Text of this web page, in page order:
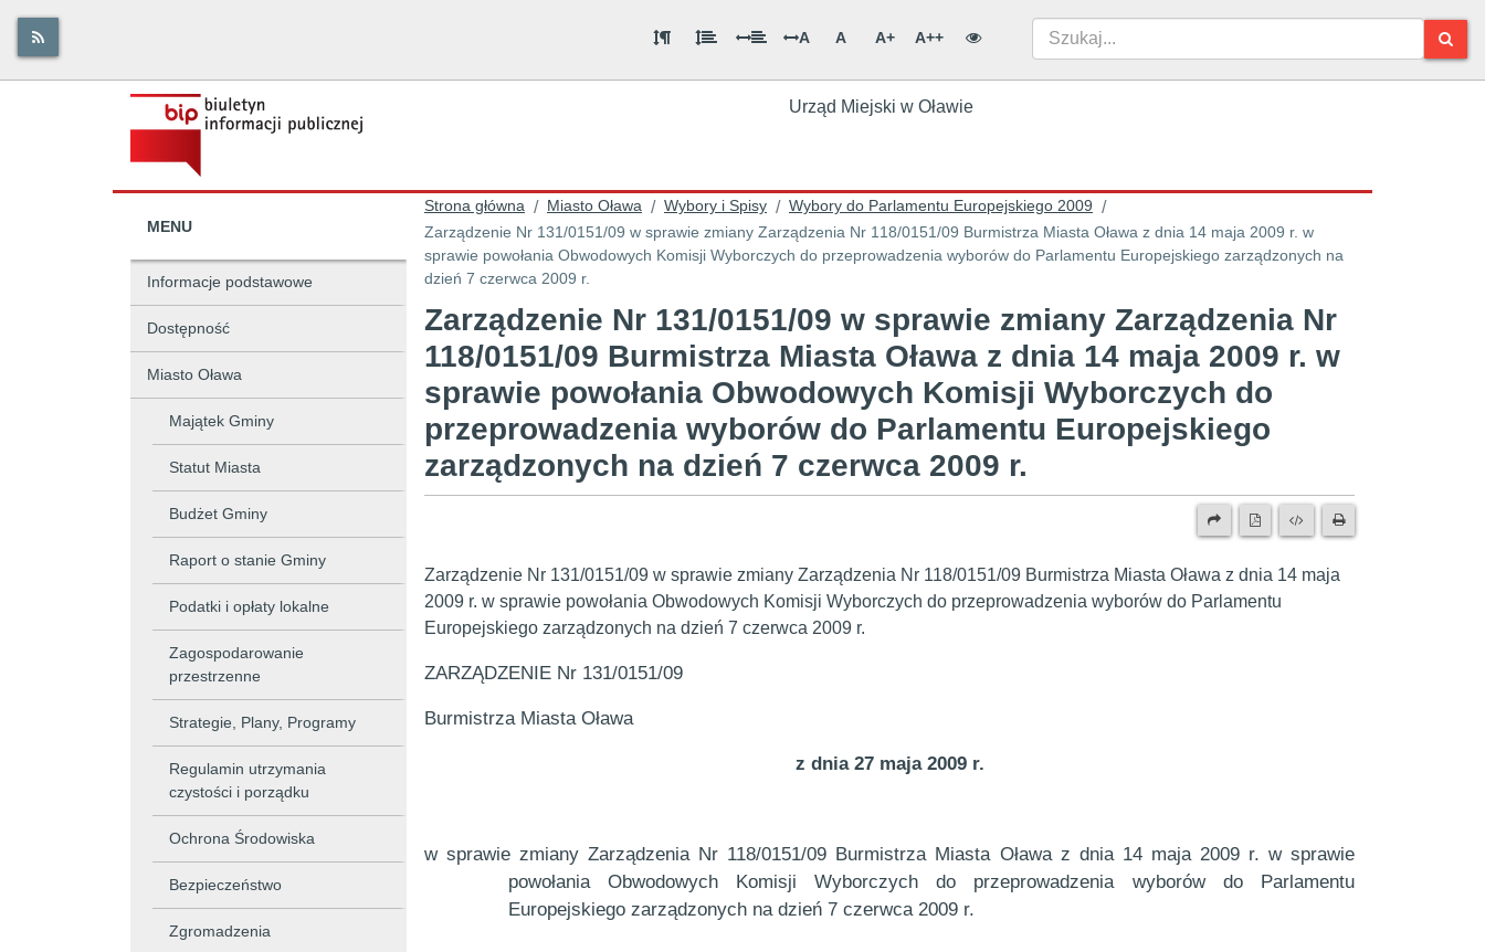
A A A+ A++
Urząd Miejski w Oławie
MENU
Informacje podstawowe
Dostępność
Miasto Oława
Majątek Gminy
Statut Miasta
Budżet Gminy
Raport o stanie Gminy
Podatki i opłaty lokalne
Zagospodarowanie
przestrzenne
Strategie, Plany, Programy
Regulamin utrzymania
czystości i porządku
Ochrona Środowiska
Bezpieczeństwo
Zgromadzenia
Strona główna / Miasto Oława / Wybory i Spisy / Wybory do Parlamentu Europejskiego 2009 /
Zarządzenie Nr 131/0151/09 w sprawie zmiany Zarządzenia Nr 118/0151/09 Burmistrza Miasta Oława z dnia 14 maja 2009 r. w
sprawie powołania Obwodowych Komisji Wyborczych do przeprowadzenia wyborów do Parlamentu Europejskiego zarządzonych na
dzień 7 czerwca 2009 r.
Zarządzenie Nr 131/0151/09 w sprawie zmiany Zarządzenia Nr
118/0151/09 Burmistrza Miasta Oława z dnia 14 maja 2009 r. w
sprawie powołania Obwodowych Komisji Wyborczych do
przeprowadzenia wyborów do Parlamentu Europejskiego
zarządzonych na dzień 7 czerwca 2009 r.
Zarządzenie Nr 131/0151/09 w sprawie zmiany Zarządzenia Nr 118/0151/09 Burmistrza Miasta Oława z dnia 14 maja
2009 r. w sprawie powołania Obwodowych Komisji Wyborczych do przeprowadzenia wyborów do Parlamentu
Europejskiego zarządzonych na dzień 7 czerwca 2009 r.
ZARZĄDZENIE Nr 131/0151/09
Burmistrza Miasta Oława
z dnia 27 maja 2009 r.
w sprawie zmiany Zarządzenia Nr 118/0151/09 Burmistrza Miasta Oława z dnia 14 maja 2009 r. w sprawie
powołania Obwodowych Komisji Wyborczych
do przeprowadzenia wyborów do Parlamentu
Europejskiego zarządzonych na dzień 7 czerwca 2009 r.